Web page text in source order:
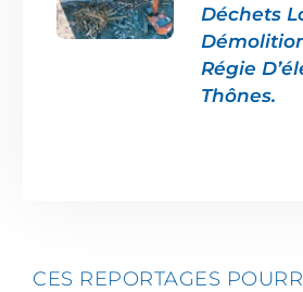
Déchets
Régie
Thônes.
CES REPORTAGES